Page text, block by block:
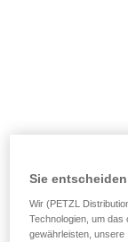
Ersatzclips für
(5er-Pack)
Sie
Wir (PETZL
Technologien, um
gewährleisten, unsere